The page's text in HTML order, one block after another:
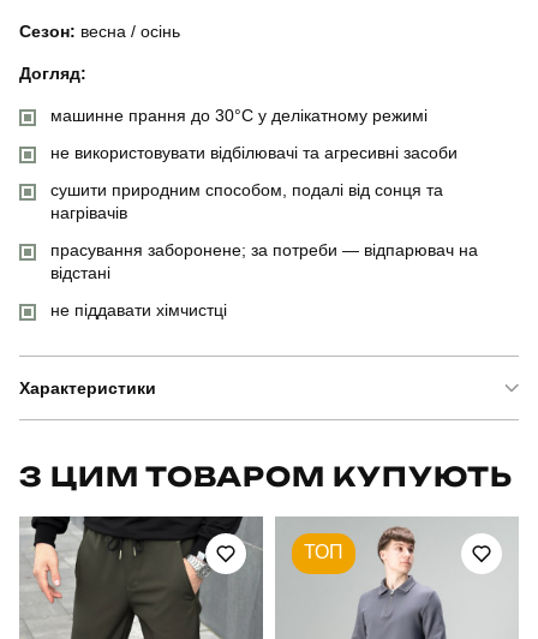
Сезон: весна / осінь
Догляд:
машинне прання до 30°C у делікатному режимі
не використовувати відбілювачі та агресивні засоби
сушити природним способом, подалі від сонця та
нагрівачів
прасування заборонене; за потреби — відпарювач на
відстані
не піддавати хімчистці
Характеристики
Вид бомбер
Призначення для повсякденного носіння
З ЦИМ ТОВАРОМ КУПУЮТЬ
ТОП